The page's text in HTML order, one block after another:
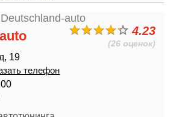
4.23
(26 оценок)
19
телефон